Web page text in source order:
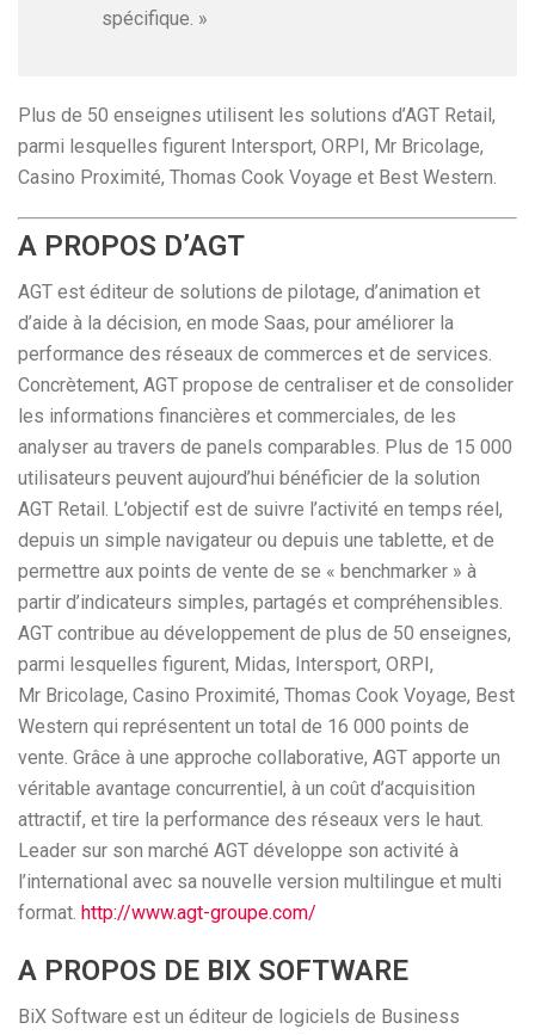
spécifique. »
Plus de 50 enseignes utilisent les solutions d’AGT Retail,
parmi lesquelles figurent Intersport, ORPI, Mr Bricolage,
Casino Proximité, Thomas Cook Voyage et Best Western.
A PROPOS D’AGT
AGT est éditeur de solutions de pilotage, d’animation et
d’aide à la décision, en mode Saas, pour améliorer la
performance des réseaux de commerces et de services.
Concrètement, AGT propose de centraliser et de consolider
les informations financières et commerciales, de les
analyser au travers de panels comparables. Plus de 15 000
utilisateurs peuvent aujourd’hui bénéficier de la solution
AGT Retail. L’objectif est de suivre l’activité en temps réel,
depuis un simple navigateur ou depuis une tablette, et de
permettre aux points de vente de se « benchmarker » à
partir d’indicateurs simples, partagés et compréhensibles.
AGT contribue au développement de plus de 50 enseignes,
parmi lesquelles figurent, Midas, Intersport, ORPI,
Mr Bricolage, Casino Proximité, Thomas Cook Voyage, Best
Western qui représentent un total de 16 000 points de
vente. Grâce à une approche collaborative, AGT apporte un
véritable avantage concurrentiel, à un coût d’acquisition
attractif, et tire la performance des réseaux vers le haut.
Leader sur son marché AGT développe son activité à
l’international avec sa nouvelle version multilingue et multi
format. http://www.agt-groupe.com/
A PROPOS DE BIX SOFTWARE
BiX Software est un éditeur de logiciels de Business